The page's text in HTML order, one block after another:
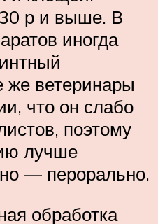
р и выше. В
иногда
же ветеринары
что он слабо
поэтому
лучше
— перорально.
обработка